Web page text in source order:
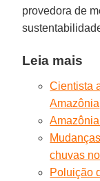
provedora de
Leia mais
Cientista
Amazônia
chuvas
Poluição